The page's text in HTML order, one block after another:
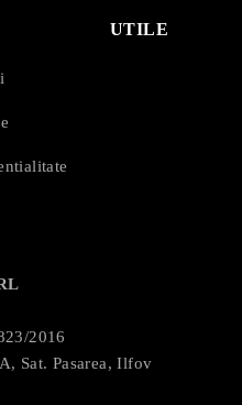
rezistență adezivă foarte mare.
UTILE
2016
Sat. Pasarea, Ilfov